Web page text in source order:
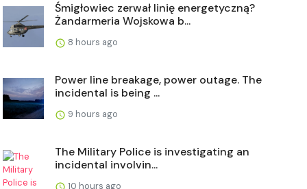
Śmigłowiec zerwał linię energetyczną?
Żandarmeria Wojskowa b...
8 hours ago
Power line breakage, power outage. The
incidental is being ...
9 hours ago
The Military Police is investigating an
incidental involvin...
10 hours ago